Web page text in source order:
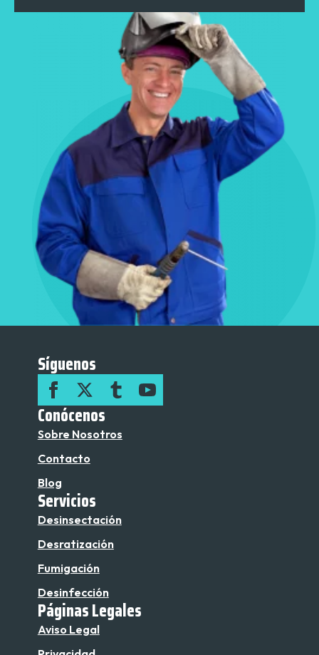
Síguenos
Conócenos
Sobre Nosotros
Contacto
Blog
Servicios
Desinsectación
Desratización
Fumigación
Desinfección
Páginas Legales
Aviso Legal